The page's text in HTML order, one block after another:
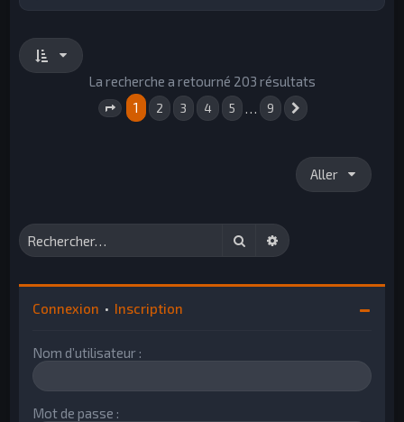
La recherche a retourné 203 résultats
Page sur 9
1 2 3 4 5 9
Aller
RechercherRecherche avancée
Connexion • Inscription
Nom d’utilisateur :
Mot de passe :